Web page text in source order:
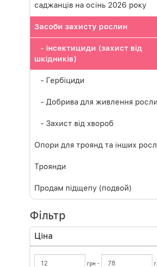
саджанців на осінь 2026 року
Засоби захисту рослин
- інсектициди (захист від
шкідників)
- Гербіциди
- Добрива для живлення
- Захист від хвороб
Опори для троянд та інших
Троянди
Продам підщепу (подвой)
Фільтр
Ціна
грн -